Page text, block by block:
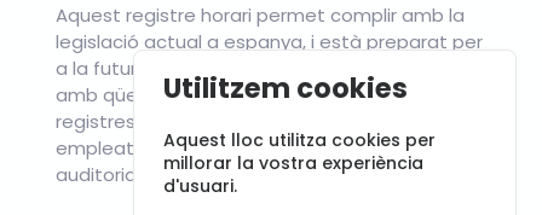
Aquest registre horari permet complir amb la
legislació actual a espanya, i està preparat per
a la futura legislació un cop sigui aprovada,
amb qüestions com la inalterabilitat dels
registres, l'accés als mateixos pel mateix
empleat, l'elaboració d'informes i la possible
auditoria externa per part de la inspecció.
Utilitzem cookies
Aquest lloc utilitza cookies per
millorar la vostra experiència
d'usuari.